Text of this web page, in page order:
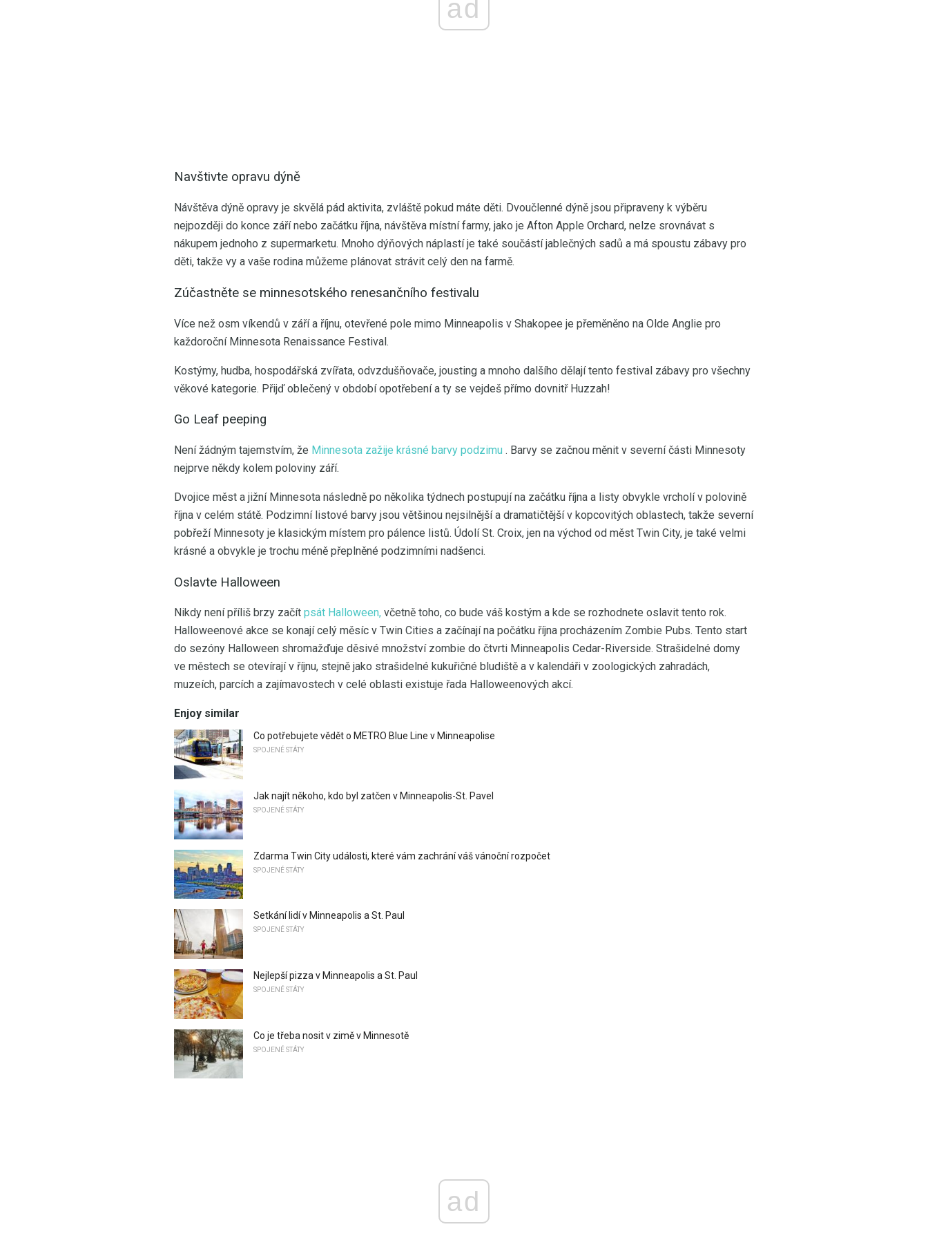
ad
Navštivte opravu dýně
Návštěva dýně opravy je skvělá pád aktivita, zvláště pokud máte děti. Dvoučlenné dýně jsou připraveny k výběru
nejpozději do konce září nebo začátku října, návštěva místní farmy, jako je Afton Apple Orchard, nelze srovnávat s
nákupem jednoho z supermarketu. Mnoho dýňových náplastí je také součástí jablečných sadů a má spoustu zábavy pro
děti, takže vy a vaše rodina můžeme plánovat strávit celý den na farmě.
Zúčastněte se minnesotského renesančního festivalu
Více než osm víkendů v září a říjnu, otevřené pole mimo Minneapolis v Shakopee je přeměněno na Olde Anglie pro
každoroční Minnesota Renaissance Festival.
Kostýmy, hudba, hospodářská zvířata, odvzdušňovače, jousting a mnoho dalšího dělají tento festival zábavy pro všechny
věkové kategorie. Přijď oblečený v období opotřebení a ty se vejdeš přímo dovnitř Huzzah!
Go Leaf peeping
Není žádným tajemstvím, že Minnesota zažije krásné barvy podzimu . Barvy se začnou měnit v severní části Minnesoty
nejprve někdy kolem poloviny září.
Dvojice měst a jižní Minnesota následně po několika týdnech postupují na začátku října a listy obvykle vrcholí v polovině
října v celém státě. Podzimní listové barvy jsou většinou nejsilnější a dramatičtější v kopcovitých oblastech, takže severní
pobřeží Minnesoty je klasickým místem pro pálence listů. Údolí St. Croix, jen na východ od měst Twin City, je také velmi
krásné a obvykle je trochu méně přeplněné podzimními nadšenci.
Oslavte Halloween
Nikdy není příliš brzy začít psát Halloween, včetně toho, co bude váš kostým a kde se rozhodnete oslavit tento rok.
Halloweenové akce se konají celý měsíc v Twin Cities a začínají na počátku října procházením Zombie Pubs. Tento start
do sezóny Halloween shromažďuje děsivé množství zombie do čtvrti Minneapolis Cedar-Riverside. Strašidelné domy
ve městech se otevírají v říjnu, stejně jako strašidelné kukuřičné bludiště a v kalendáři v zoologických zahradách,
muzeích, parcích a zajímavostech v celé oblasti existuje řada Halloweenových akcí.
Enjoy similar
Co potřebujete vědět o METRO Blue Line v Minneapolise
SPOJENÉ STÁTY
Jak najít někoho, kdo byl zatčen v Minneapolis-St. Pavel
SPOJENÉ STÁTY
Zdarma Twin City události, které vám zachrání váš vánoční rozpočet
SPOJENÉ STÁTY
Setkání lidí v Minneapolis a St. Paul
SPOJENÉ STÁTY
Nejlepší pizza v Minneapolis a St. Paul
SPOJENÉ STÁTY
Co je třeba nosit v zimě v Minnesotě
SPOJENÉ STÁTY
ad